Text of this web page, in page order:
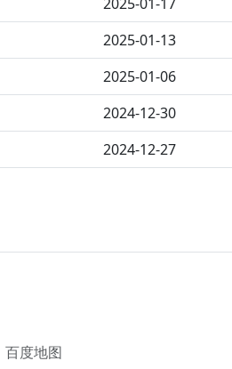
2025-01-13
2025-01-06
2024-12-30
2024-12-27
百度地图